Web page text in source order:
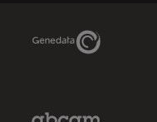
Genedata Link